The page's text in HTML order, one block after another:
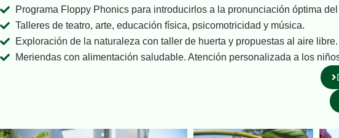
Programa Floppy Phonics para introducirlos a la pronunciación óptima
Talleres de teatro, arte, educación física, psicomotricidad y música.
Exploración de la naturaleza con taller de huerta y propuestas al aire libre.
Meriendas con alimentación saludable. Atención personalizada a los